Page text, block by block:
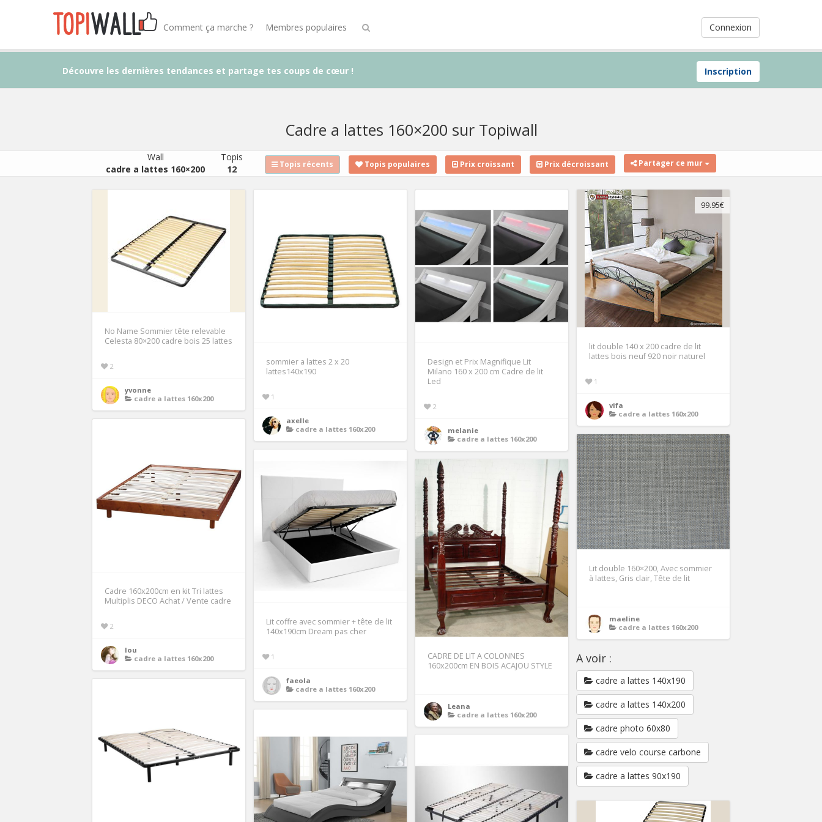
Connexion
Comment ça marche ? Membres populaires
Inscription
Découvre les dernières tendances et partage tes coups de cœur !
Cadre a lattes 160×200 sur Topiwall
Wall
cadre a lattes 160×200
Topis
12
Topis récents Topis populaires Prix croissant Prix décroissant Partager ce mur
No Name Sommier tête relevable
Celesta 80×200 cadre bois 25 lattes
2
yvonne
cadre a lattes 160x200
sommier a lattes 2 x 20
lattes140x190
1
axelle
cadre a lattes 160x200
Design et Prix Magnifique Lit
Milano 160 x 200 cm Cadre de lit
Led
2
melanie
cadre a lattes 160x200
99.95€
lit double 140 x 200 cadre de lit
lattes bois neuf 920 noir naturel
1
vifa
cadre a lattes 160x200
Cadre 160x200cm en kit Tri lattes
Multiplis DECO Achat / Vente cadre
2
lou
cadre a lattes 160x200
Lit double 160×200, Avec sommier
à lattes, Gris clair, Tête de lit
maeline
cadre a lattes 160x200
Lit coffre avec sommier + tête de lit
140x190cm Dream pas cher
1
faeola
cadre a lattes 160x200
CADRE DE LIT A COLONNES
160x200cm EN BOIS ACAJOU STYLE
Leana
cadre a lattes 160x200
A voir :
cadre a lattes 140x190
cadre a lattes 140x200
cadre photo 60x80
cadre velo course carbone
cadre a lattes 90x190